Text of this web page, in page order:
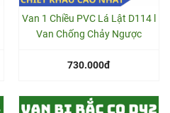
Van 1 Chiều PVC Lá Lật D114 l
Van Chống Chảy Ngược
730.000đ